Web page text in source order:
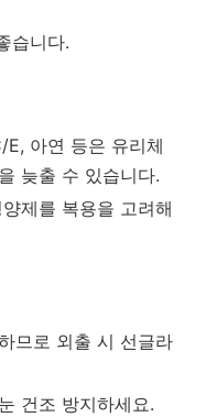
습니다.
아연 등은 유리체
늦출 수 있습니다.
제를 복용을 고려해
므로 외출 시 선글라
건조 방지하세요.